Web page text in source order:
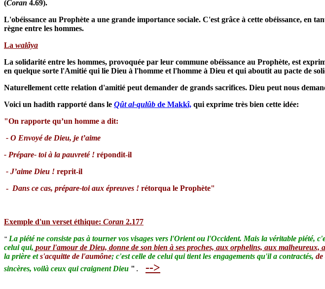
(Coran 4.69).
L'obéissance au Prophète a une grande importance sociale. C'est grâce à cette obéissance, en
règne entre les hommes.
La walâya
La solidarité entre les hommes, provoquée par leur commune obéissance au Prophète, est
en quelque sorte l'Amitié qui lie Dieu à l'homme et l'homme à Dieu et qui aboutit au pacte de
Naturellement cette relation d'amitié peut demander de grands sacrifices. Dieu peut nous
Voici un hadith rapporté dans le Qût al-qulûb de Makkî, qui exprime très bien cette idée:
"On rapporte qu’un homme a dit:
- O Envoyé de Dieu, je t’aime
- Prépare- toi à la pauvreté ! répondit-il
- J’aime Dieu ! reprit-il
- Dans ce cas, prépare-toi aux épreuves ! rétorqua le Prophète"
Exemple d'un verset éthique: Coran 2.177
" La piété ne consiste pas à tourner vos visages vers l'Orient ou l'Occident. Mais la véritable
celui qui, pour l'amour de Dieu, donne de son bien à ses proches, aux orphelins, aux
la prière ets'acquitte de l'aumône; c'est celle de celui qui tient les engagements qu'il a contractés, de
sincères, voilà ceux qui craignent Dieu " . -->